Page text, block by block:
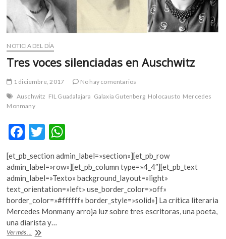
NOTICIA DEL DÍA
Tres voces silenciadas en Auschwitz
1 diciembre, 2017
No hay comentarios
Auschwitz FIL Guadalajara Galaxia Gutenberg Holocausto Mercedes
Monmany
F
e
b
o
o
k
T
itt
er
at
s
A
p
[et_pb_section admin_label=»section»][et_pb_row
admin_label=»row»][et_pb_column type=»4_4″][et_pb_text
admin_label=»Texto» background_layout=»light»
text_orientation=»left» use_border_color=»off»
border_color=»#ffffff» border_style=»solid»] La crítica literaria
Mercedes Monmany arroja luz sobre tres escritoras, una poeta,
una diarista y…
Ver más ...
Tres